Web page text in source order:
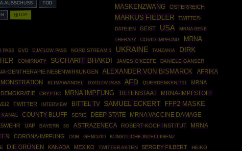
AUSSCHUSS TOD
種TOP
MASKENZWANG ÖSTERREICH
MARKUS FIEDLER
TWITTER-
DATEIEN
GEIST USA
MRNA GENE
THERAPY
COVID-IMPFUNG MRNA
PASS EVD DJATLOW PASS NORD STREAM 1 UKRAINE TANZANIA
DIRK
COMIRNATY SUCHARIT BHAKDI JAMES O'KEEFE DANIELE GANSER
GENTHERAPIE NEBENWIRKUNGEN ALEXANDER VON BISMARCK AFRIKA
KLIMAWANDEL DYATLOV PASS AFD QUERDENKEN 711
MRNA
DEMOKRATIE CRYPTIC MRNA IMPFUNG TIEFENSTAAT MRNA-IMPFSTOFF
TWITTER INTERVIEW BITTEL TV SAMUEL ECKERT FFP2 MASKE
COUNTY BLUFF SERIE DEEP STATE MRNA VACCINE DAMAGE
UAP BAYERN 3G ASTRAZENECA ROBERT-KOCH INSTITUT
MRNA
CORONA-IMPFUNG DDR GENOZID KÜNSTLICHE INTELLIGENZ
DIE GRÜNEN KANADA MEXIKO TWITTER AKTEN SERGEY FILBERT
HEIKO